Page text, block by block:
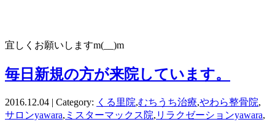
宜しくお願いしますm(__)m
毎日新規の方が来院しています。
2016.12.04 | Category: くる里院,むちうち治療,やわら整骨院,
サロンyawara, ミスターマックス院, リラクゼーションyawara,